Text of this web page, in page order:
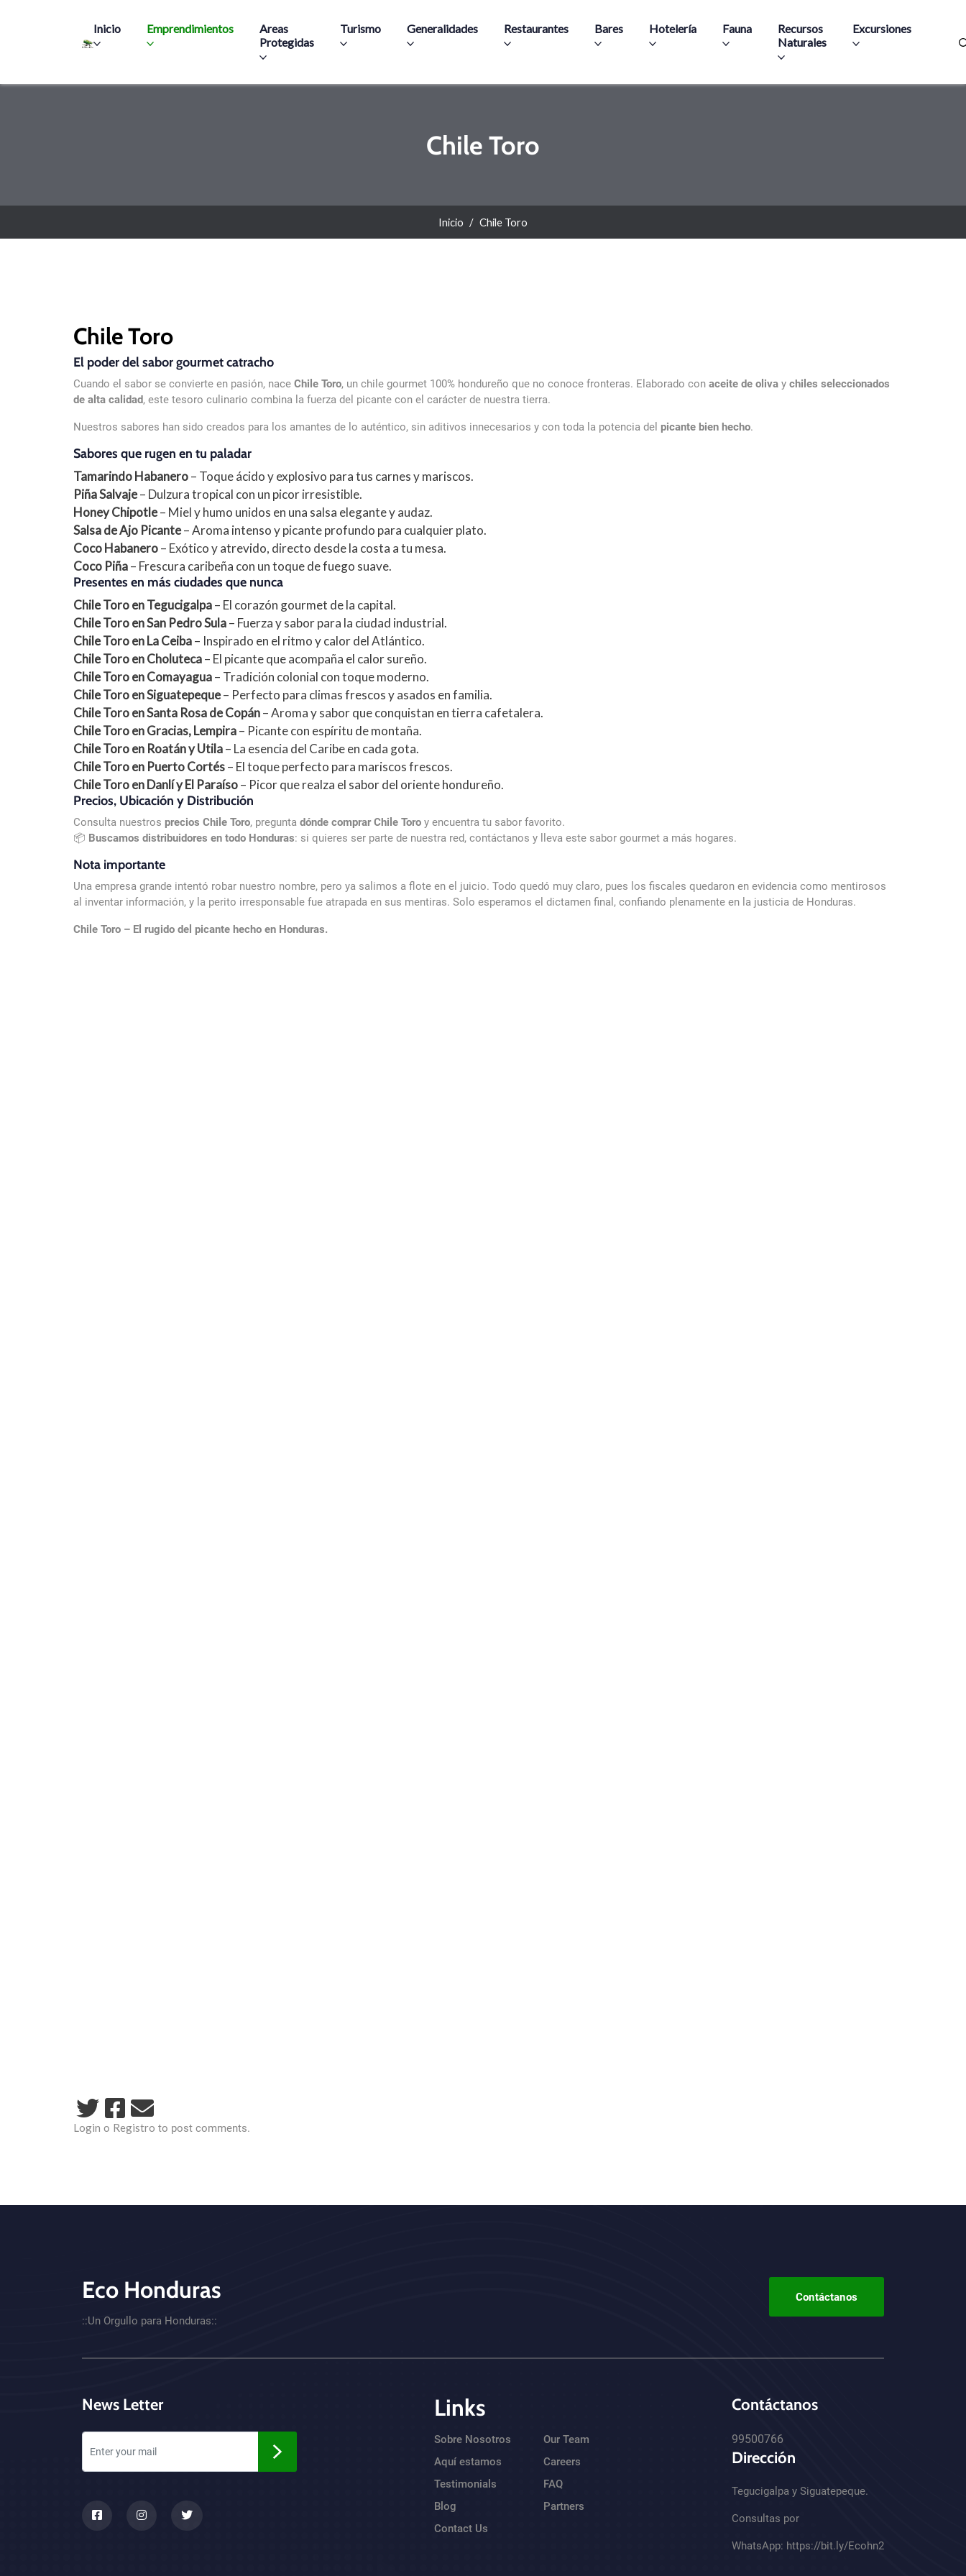
Inicio Emprendimientos
Areas
Protegidas
Turismo Generalidades Restaurantes Bares Hotelería Fauna
Recursos
Naturales
Excursiones
Chile Toro
Inicio Chile Toro
Chile Toro
El poder del sabor gourmet catracho
Cuando el sabor se convierte en pasión, nace Chile Toro, un chile gourmet 100% hondureño que no conoce fronteras. Elaborado con aceite de oliva y chiles seleccionados
de alta calidad, este tesoro culinario combina la fuerza del picante con el carácter de nuestra tierra.
Nuestros sabores han sido creados para los amantes de lo auténtico, sin aditivos innecesarios y con toda la potencia del picante bien hecho.
Sabores que rugen en tu paladar
Tamarindo Habanero– Toque ácido y explosivo para tus carnes y mariscos.
Piña Salvaje– Dulzura tropical con un picor irresistible.
Honey Chipotle– Miel y humo unidos en una salsa elegante y audaz.
Salsa de Ajo Picante– Aroma intenso y picante profundo para cualquier plato.
Coco Habanero– Exótico y atrevido, directo desde la costa a tu mesa.
Coco Piña– Frescura caribeña con un toque de fuego suave.
Presentes en más ciudades que nunca
Chile Toro en Tegucigalpa– El corazón gourmet de la capital.
Chile Toro en San Pedro Sula– Fuerza y sabor para la ciudad industrial.
Chile Toro en La Ceiba– Inspirado en el ritmo y calor del Atlántico.
Chile Toro en Choluteca– El picante que acompaña el calor sureño.
Chile Toro en Comayagua– Tradición colonial con toque moderno.
Chile Toro en Siguatepeque– Perfecto para climas frescos y asados en familia.
Chile Toro en Santa Rosa de Copán– Aroma y sabor que conquistan en tierra cafetalera.
Chile Toro en Gracias, Lempira– Picante con espíritu de montaña.
Chile Toro en Roatán y Utila– La esencia del Caribe en cada gota.
Chile Toro en Puerto Cortés– El toque perfecto para mariscos frescos.
Chile Toro en Danlí y El Paraíso– Picor que realza el sabor del oriente hondureño.
Precios, Ubicación y Distribución
Consulta nuestros precios Chile Toro, pregunta dónde comprar Chile Toro y encuentra tu sabor favorito.
📦 Buscamos distribuidores en todo Honduras: si quieres ser parte de nuestra red, contáctanos y lleva este sabor gourmet a más hogares.
Nota importante
Una empresa grande intentó robar nuestro nombre, pero ya salimos a flote en el juicio. Todo quedó muy claro, pues los fiscales quedaron en evidencia como mentirosos
al inventar información, y la perito irresponsable fue atrapada en sus mentiras. Solo esperamos el dictamen final, confiando plenamente en la justicia de Honduras.
Chile Toro – El rugido del picante hecho en Honduras.
Login o Registro to post comments.
CTA - Footer
Eco Honduras
::Un Orgullo para Honduras::
Contáctanos
News Letter Links
Sobre Nosotros
Aquí estamos
Testimonials
Blog
Contact Us
Our Team
Careers
FAQ
Partners
Contáctanos
99500766
Dirección
Tegucigalpa y Siguatepeque.
Consultas por
WhatsApp: https://bit.ly/Ecohn2